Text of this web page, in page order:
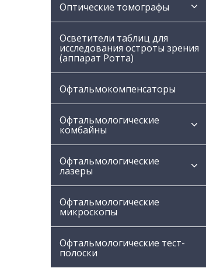
Оптические томографы
Осветители таблиц для
исследования остроты зрения
(аппарат Ротта)
Офтальмокомпенсаторы
Офтальмологические
комбайны
Офтальмологические
лазеры
Офтальмологические
микроскопы
Офтальмологические тест-
полоски